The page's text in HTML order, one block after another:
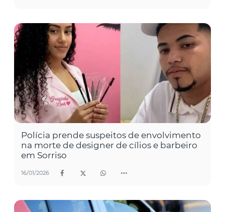
Polícia prende suspeitos de envolvimento
na morte de designer de cílios e barbeiro
em Sorriso
16/01/2026